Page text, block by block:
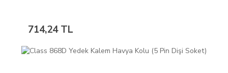
714,24 TL